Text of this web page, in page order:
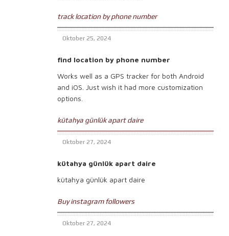
track location by phone number
Oktober 25, 2024
find location by phone number
Works well as a GPS tracker for both Android
and iOS. Just wish it had more customization
options.
kütahya günlük apart daire
Oktober 27, 2024
kütahya günlük apart daire
kütahya günlük apart daire
Buy instagram followers
Oktober 27, 2024